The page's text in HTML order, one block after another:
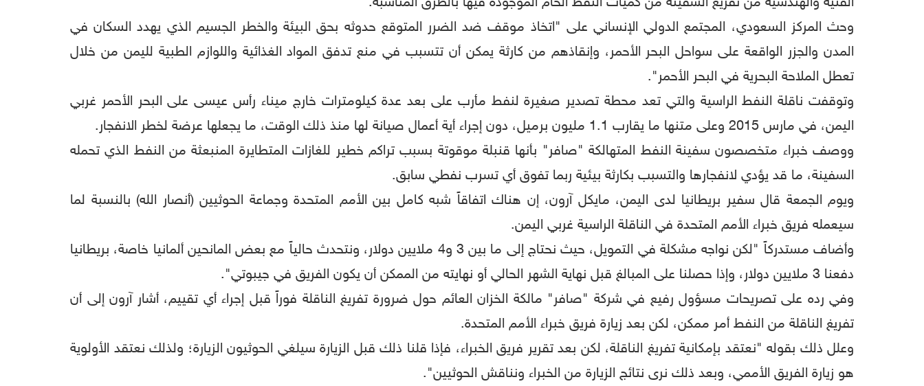
وحث المركز السعودي، المجتمع الدولي الإنساني على "اتخاذ موقف ضد الضرر المتوقع حدوثه بحق البيئة والخطر الجسيم الذي يهدد السكان في
المدن والجزر الواقعة على سواحل البحر الأحمر، وإنقاذهم من كارثة يمكن أن تتسبب في منع تدفق المواد الغذائية واللوازم الطبية لليمن من خلال
تعطل الملاحة البحرية في البحر الأحمر".
وتوقفت ناقلة النفط الراسية والتي تعد محطة تصدير صغيرة لنفط مأرب على بعد عدة كيلومترات خارج ميناء رأس عيسى على البحر الأحمر غربي
اليمن، في مارس 2015 وعلى متنها ما يقارب 1.1 مليون برميل، دون إجراء أية أعمال صيانة لها منذ ذلك الوقت، ما يجعلها عرضة لخطر الانفجار.
ووصف خبراء متخصصون سفينة النفط المتهالكة "صافر" بأنها قنبلة موقوتة بسبب تراكم خطير للغازات المتطايرة المنبعثة من النفط الذي تحمله
السفينة، ما قد يؤدي لانفجارها والتسبب بكارثة بيئية ربما تفوق أي تسرب نفطي سابق.
ويوم الجمعة قال سفير بريطانيا لدى اليمن، مايكل آرون، إن هناك اتفاقاً شبه كامل بين الأمم المتحدة وجماعة الحوثيين (أنصار الله) بالنسبة لما
سيعمله فريق خبراء الأمم المتحدة في الناقلة الراسية غربي اليمن.
وأضاف مستدركاً "لكن نواجه مشكلة في التمويل، حيث نحتاج إلى ما بين 3 و4 ملايين دولار، ونتحدث حالياً مع بعض المانحين ألمانيا خاصة، بريطانيا
دفعنا 3 ملايين دولار، وإذا حصلنا على المبالغ قبل نهاية الشهر الحالي أو نهايته من الممكن أن يكون الفريق في جيبوتي".
وفي رده على تصريحات مسؤول رفيع في شركة "صافر" مالكة الخزان العائم حول ضرورة تفريغ الناقلة فوراً قبل إجراء أي تقييم، أشار آرون إلى أن
تفريغ الناقلة من النفط أمر ممكن، لكن بعد زيارة فريق خبراء الأمم المتحدة.
وعلل ذلك بقوله "نعتقد بإمكانية تفريغ الناقلة، لكن بعد تقرير فريق الخبراء، فإذا قلنا ذلك قبل الزيارة سيلغي الحوثيون الزيارة؛ ولذلك نعتقد الأولوية
هو زيارة الفريق الأممي، وبعد ذلك نرى نتائج الزيارة من الخبراء ونناقش الحوثيين".